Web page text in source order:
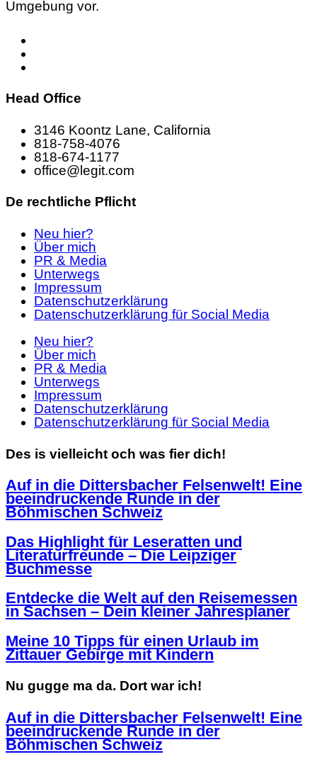
Umgebung vor.
Head Office
3146 Koontz Lane, California
818-758-4076
818-674-1177
office@legit.com
De rechtliche Pflicht
Neu hier?
Über mich
PR & Media
Unterwegs
Impressum
Datenschutzerklärung
Datenschutzerklärung für Social Media
Neu hier?
Über mich
PR & Media
Unterwegs
Impressum
Datenschutzerklärung
Datenschutzerklärung für Social Media
Des is vielleicht och was fier dich!
Auf in die Dittersbacher Felsenwelt! Eine
beeindruckende Runde in der
Böhmischen Schweiz
Das Highlight für Leseratten und
Literaturfreunde – Die Leipziger
Buchmesse
Entdecke die Welt auf den Reisemessen
in Sachsen – Dein kleiner Jahresplaner
Meine 10 Tipps für einen Urlaub im
Zittauer Gebirge mit Kindern
Nu gugge ma da. Dort war ich!
Auf in die Dittersbacher Felsenwelt! Eine
beeindruckende Runde in der
Böhmischen Schweiz